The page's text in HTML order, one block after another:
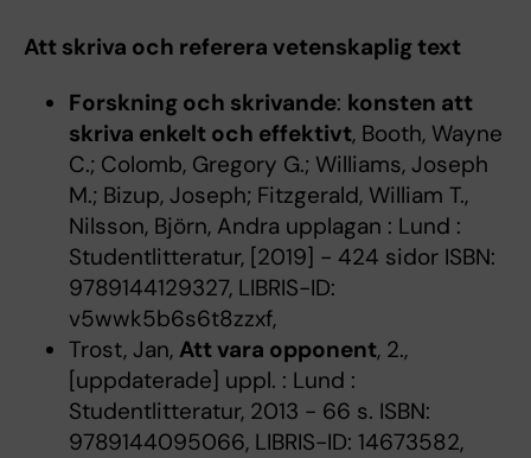
Att skriva och referera vetenskaplig text
Forskning och skrivande: konsten att
skriva enkelt och effektivt, Booth, Wayne
C.; Colomb, Gregory G.; Williams, Joseph
M.; Bizup, Joseph; Fitzgerald, William T.,
Nilsson, Björn, Andra upplagan : Lund :
Studentlitteratur, [2019] - 424 sidor ISBN:
9789144129327, LIBRIS-ID:
v5wwk5b6s6t8zzxf,
Trost, Jan, Att vara opponent, 2.,
[uppdaterade] uppl. : Lund :
Studentlitteratur, 2013 - 66 s. ISBN:
9789144095066, LIBRIS-ID: 14673582,